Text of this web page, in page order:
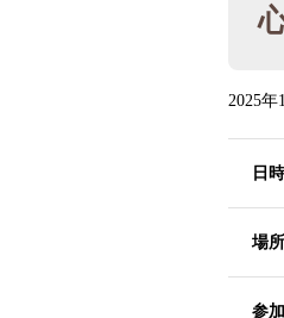
2025年
日時
場所
参